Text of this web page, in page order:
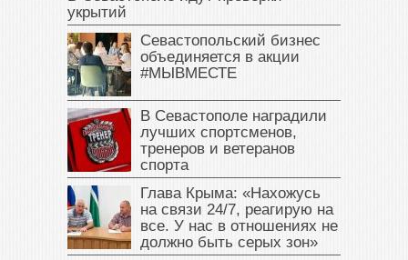
укрытий
Севастопольский бизнес
объединяется в акции
#МЫВМЕСТЕ
В Севастополе наградили
лучших спортсменов,
тренеров и ветеранов
спорта
Глава Крыма: «Нахожусь
на связи 24/7, реагирую на
все. У нас в отношениях не
должно быть серых зон»